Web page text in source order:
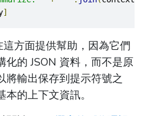
]
方面提供幫助，因為它們
化的 JSON 資料，而不是原
將輸出保存到提示符號之
的上下文資訊。